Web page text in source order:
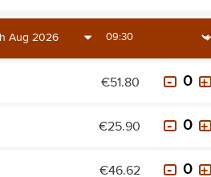
€51.80
€25.90
€46.62